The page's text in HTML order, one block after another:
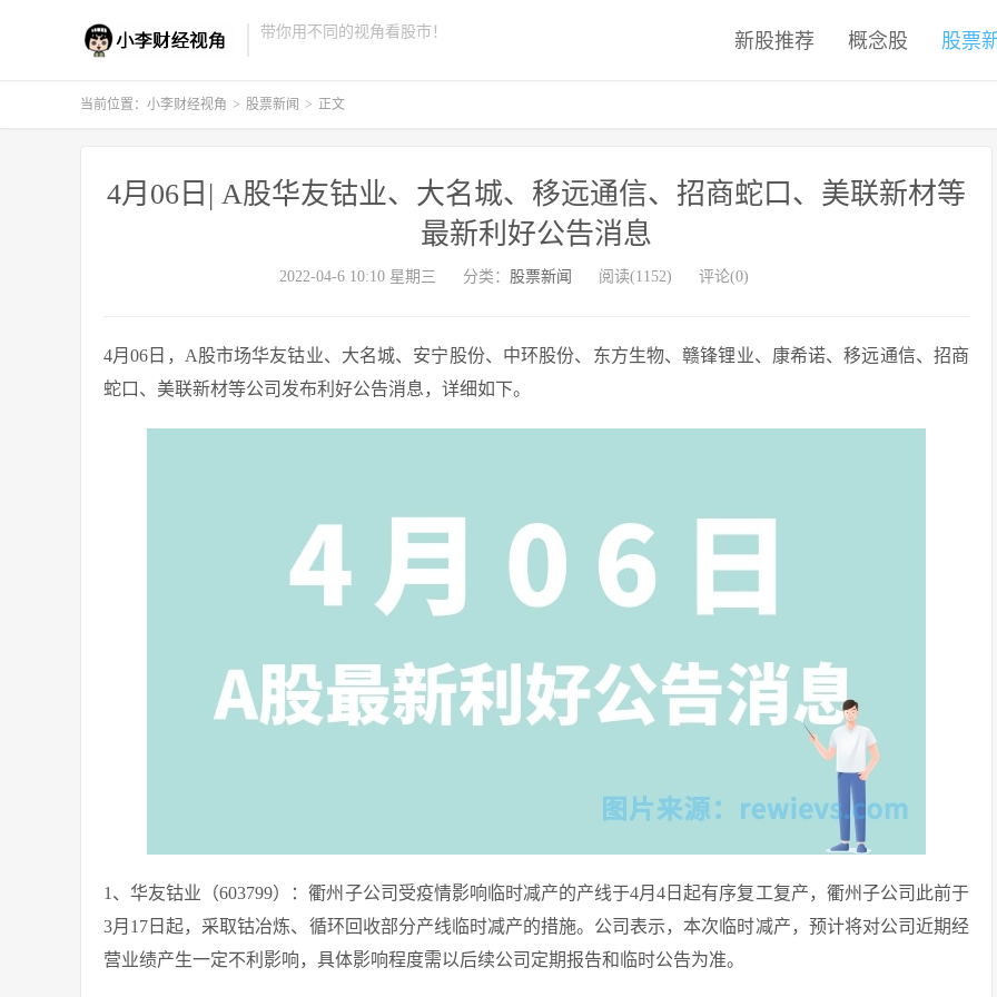
带你用不同的视角看股市！ 新股推荐 概念股 股票
当前位置： 小李财经视角 > 股票新闻 > 正文
4月06日| A股华友钴业、大名城、移远通信、招商蛇口、美联新材等
最新利好公告消息
2022-04-6 10:10 星期三 分类： 股票新闻 阅读(1152) 评论(0)
4月06日，A股市场华友钴业、大名城、安宁股份、中环股份、东方生物、赣锋锂业、康希诺、移远通信、招商
蛇口、美联新材等公司发布利好公告消息，详细如下。
1、华友钴业（603799）：衢州子公司受疫情影响临时减产的产线于4月4日起有序复工复产，衢州子公司此前于
3月17日起，采取钴冶炼、循环回收部分产线临时减产的措施。公司表示，本次临时减产，预计将对公司近期经
营业绩产生一定不利影响，具体影响程度需以后续公司定期报告和临时公告为准。